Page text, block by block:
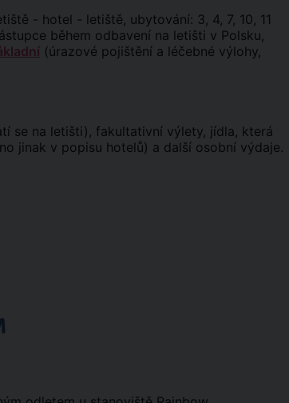
- hotel - letiště, ubytování: 3, 4, 7, 10, 11
během odbavení na letišti v Polsku,
(úrazové pojištění a léčebné výlohy,
se na letišti), fakultativní výlety, jídla, která
jinak v popisu hotelů) a další osobní výdaje.